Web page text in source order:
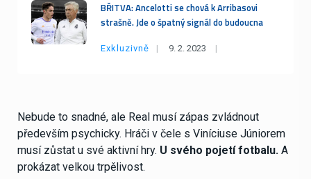
BŘITVA: Ancelotti se chová k Arribasovi
strašně. Jde o špatný signál do budoucna
Exkluzivně 9. 2. 2023
Nebude to snadné, ale Real musí zápas zvládnout
především psychicky. Hráči v čele s Viníciuse Júniorem
musí zůstat u své aktivní hry. U svého pojetí fotbalu. A
prokázat velkou trpělivost.